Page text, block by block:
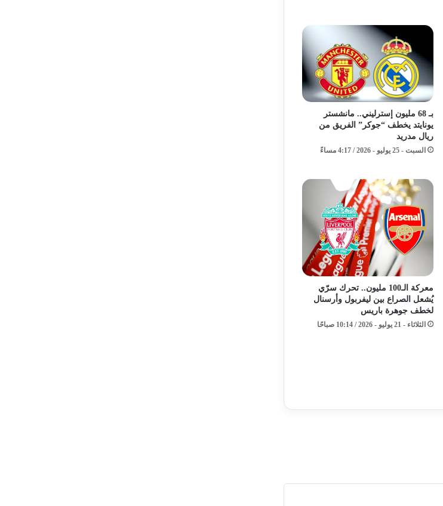
بـ 68 مليون إسترليني.. مانشستر
يونايتد يخطف “جوكر” الفريق من
ريال مدريد
السبت - 25 يوليو - 2026 / 4:17 مساءً
معركة الـ100 مليون.. تحرك سرّي
يُشعل الصراع بين ليفربول وأرسنال
لخطف جوهرة باريس
الثلاثاء - 21 يوليو - 2026 / 10:14 صباحًا